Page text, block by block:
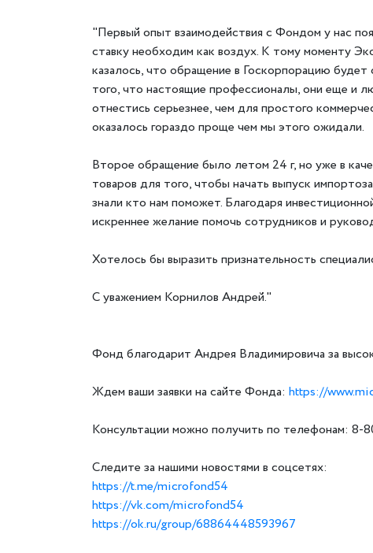
"Первый опыт взаимодействия с Фондом у нас
ставку необходим как воздух. К тому моменту
казалось, что обращение в Госкорпорацию
того, что настоящие профессионалы, они еще и
отнестись серьезнее, чем для простого
оказалось гораздо проще чем мы этого ожидали.
Второе обращение было летом 24 г, но уже в
товаров для того, чтобы начать выпуск
знали кто нам поможет. Благодаря
искреннее желание помочь сотрудников и
Хотелось бы выразить признательность
С уважением Корнилов Андрей."
Фонд благодарит Андрея Владимировича за
Ждем ваши заявки на сайте Фонда: https://
Консультации можно получить по телефонам:
Следите за нашими новостями в соцсетях:
https://t.me/microfond54
https://vk.com/microfond54
https://ok.ru/group/68864448593967